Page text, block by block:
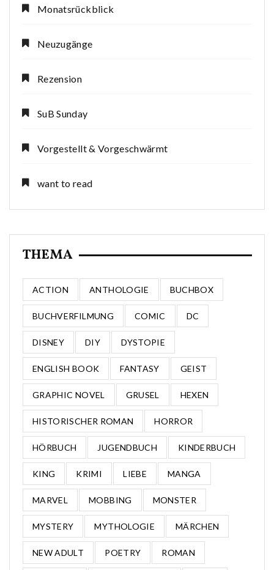
Monatsrückblick
Neuzugänge
Rezension
SuB Sunday
Vorgestellt & Vorgeschwärmt
want to read
THEMA
ACTION ANTHOLOGIE BUCHBOX
BUCHVERFILMUNG COMIC DC
DISNEY DIY DYSTOPIE
ENGLISH BOOK FANTASY GEIST
GRAPHIC NOVEL GRUSEL HEXEN
HISTORISCHER ROMAN HORROR
HÖRBUCH JUGENDBUCH KINDERBUCH
KING KRIMI LIEBE MANGA
MARVEL MOBBING MONSTER
MYSTERY MYTHOLOGIE MÄRCHEN
NEW ADULT POETRY ROMAN